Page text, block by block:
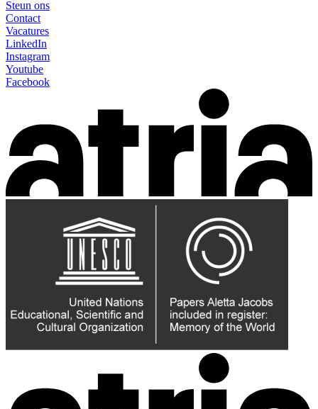
Steun ons
Contact
Vacatures
LinkedIn
Instagram
Youtube
Facebook